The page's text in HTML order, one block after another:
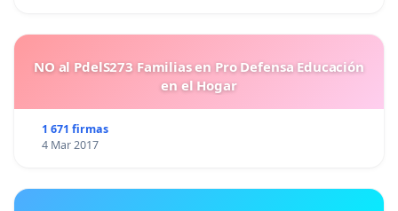
NO al PdelS273 Familias en Pro Defensa Educación
en el Hogar
1 671 firmas
4 Mar 2017